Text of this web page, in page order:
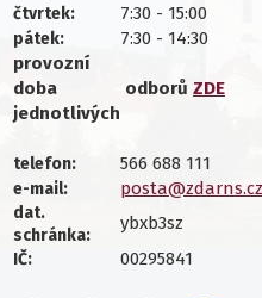
čtvrtek: 7:30 - 15:00
pátek:
7:30 - 14:30
provozní
doba
jednotlivých
odborů ZDE
telefon: 566 688 111
e-mail: posta@zdarns.cz
dat.
schránka:
ybxb3sz
IČ: 00295841